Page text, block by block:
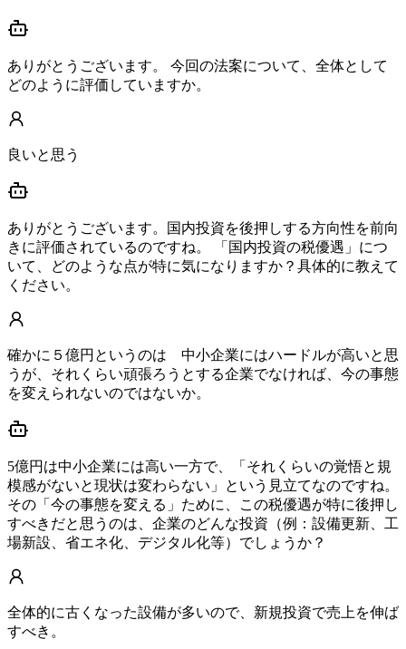
ありがとうございます。 今回の法案について、全体として
どのように評価していますか。
良いと思う
ありがとうございます。国内投資を後押しする方向性を前向
きに評価されているのですね。 「国内投資の税優遇」につ
いて、どのような点が特に気になりますか？具体的に教えて
ください。
確かに５億円というのは 中小企業にはハードルが高いと思
うが、それくらい頑張ろうとする企業でなければ、今の事態
を変えられないのではないか。
5億円は中小企業には高い一方で、「それくらいの覚悟と規
模感がないと現状は変わらない」という見立てなのですね。
その「今の事態を変える」ために、この税優遇が特に後押し
すべきだと思うのは、企業のどんな投資（例：設備更新、工
場新設、省エネ化、デジタル化等）でしょうか？
全体的に古くなった設備が多いので、新規投資で売上を伸ば
すべき。